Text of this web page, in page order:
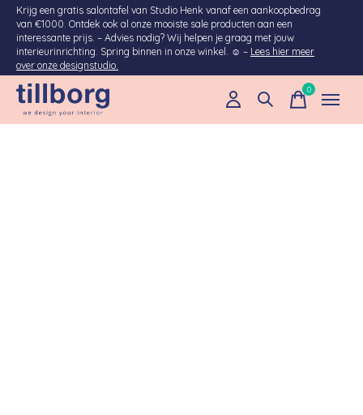
Krijg een gratis salontafel van Studio Henk vanaf een aankoopbedrag
van €1000. Ontdek ook al onze mooiste sale producten aan een
interessante prijs. – Advies nodig? Wij helpen je graag met jouw
interieurinrichting. Spring binnen in onze winkel. ☺ – Lees hier meer
over onze designstudio.
0items